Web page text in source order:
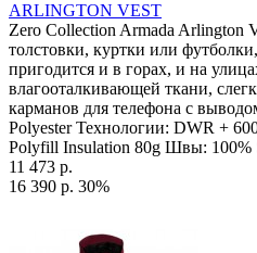
ARLINGTON VEST
Zero Collection Armada Arlington
толстовки, куртки или
пригодится и в горах, и на
влагооталкивающей ткани,
карманов для телефона с
Polyester Технологии: DWR +
Polyfill Insulation 80g Швы: 100%
11 473 р.
16 390 р. 30%